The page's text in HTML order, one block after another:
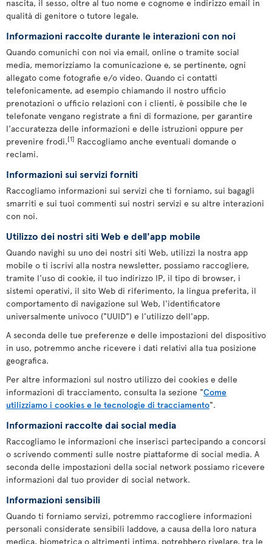
nascita, il sesso, oltre al tuo nome e cognome e indirizzo email in
qualità di genitore o tutore legale.
Informazioni raccolte durante le interazioni con noi
Quando comunichi con noi via email, online o tramite social
media, memorizziamo la comunicazione e, se pertinente, ogni
allegato come fotografie e/o video. Quando ci contatti
telefonicamente, ad esempio chiamando il nostro ufficio
prenotazioni o ufficio relazioni con i clienti, è possibile che le
telefonate vengano registrate a fini di formazione, per garantire
l'accuratezza delle informazioni e delle istruzioni oppure per
prevenire frodi.[1] Raccogliamo anche eventuali domande o
reclami.
Informazioni sui servizi forniti
Raccogliamo informazioni sui servizi che ti forniamo, sui bagagli
smarriti e sui tuoi commenti sui nostri servizi e su altre interazioni
con noi.
Utilizzo dei nostri siti Web e dell'app mobile
Quando navighi su uno dei nostri siti Web, utilizzi la nostra app
mobile o ti iscrivi alla nostra newsletter, possiamo raccogliere,
tramite l'uso di cookie, il tuo indirizzo IP, il tipo di browser, i
sistemi operativi, il sito Web di riferimento, la lingua preferita, il
comportamento di navigazione sul Web, l'identificatore
universalmente univoco ("UUID") e l'utilizzo dell'app.
A seconda delle tue preferenze e delle impostazioni del dispositivo
in uso, potremmo anche ricevere i dati relativi alla tua posizione
geografica.
Per altre informazioni sul nostro utilizzo dei cookies e delle
informazioni di tracciamento, consulta la sezione "Come
utilizziamo i cookies e le tecnologie di tracciamento".
Informazioni raccolte dai social media
Raccogliamo le informazioni che inserisci partecipando a concorsi
o scrivendo commenti sulle nostre piattaforme di social media. A
seconda delle impostazioni della social network possiamo ricevere
informazioni dal tuo provider di social network.
Informazioni sensibili
Quando ti forniamo servizi, potremmo raccogliere informazioni
personali considerate sensibili laddove, a causa della loro natura
medica, biometrica o altrimenti intima, potrebbero rivelare, tra le